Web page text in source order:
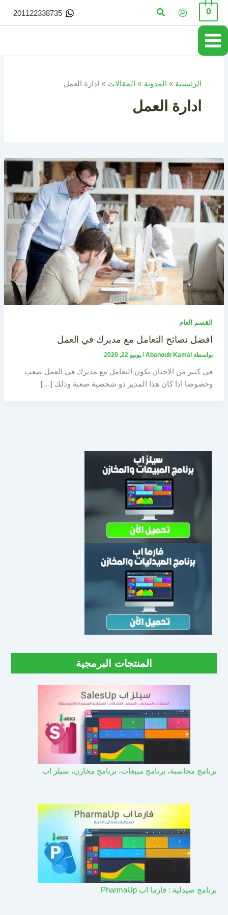
تخطي
المحتوى
0 البحث 201122338735
الرئيسية المدونة المقالات ادارة العمل
ادارة العمل
القسم العام
افضل نصائح التعامل مع مديرك في العمل
بواسطة Abanoub Kamal
/ يونيو 22, 2020
في كثير من الاحيان يكون التعامل مع مديرك في العمل صعب
وخصوصا اذا كان هذا المدير ذو شخصية صعبة وذلك […]
المنتجات البرمجية
برنامج محاسبة، برنامج مبيعات، برنامج مخازن، سيلز اب
برنامج صيدلية : فارما اب PharmaUp​